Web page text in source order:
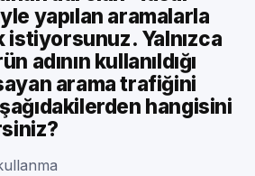
yapılan aramalarla
istiyorsunuz. Yalnızca
adının kullanıldığı
arama trafiğini
hangisini